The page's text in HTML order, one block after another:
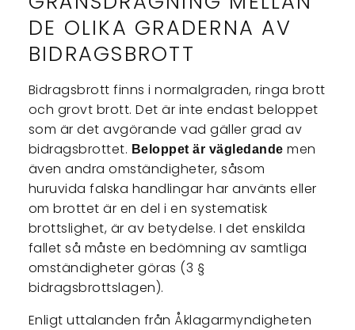
DE OLIKA GRADERNA AV
BIDRAGSBROTT
Bidragsbrott finns i normalgraden, ringa brott
och grovt brott. Det är inte endast beloppet
som är det avgörande vad gäller grad av
bidragsbrottet. Beloppet är vägledande men
även andra omständigheter, såsom
huruvida falska handlingar har använts eller
om brottet är en del i en systematisk
brottslighet, är av betydelse. I det enskilda
fallet så måste en bedömning av samtliga
omständigheter göras (3 §
bidragsbrottslagen).
Enligt uttalanden från Åklagarmyndigheten